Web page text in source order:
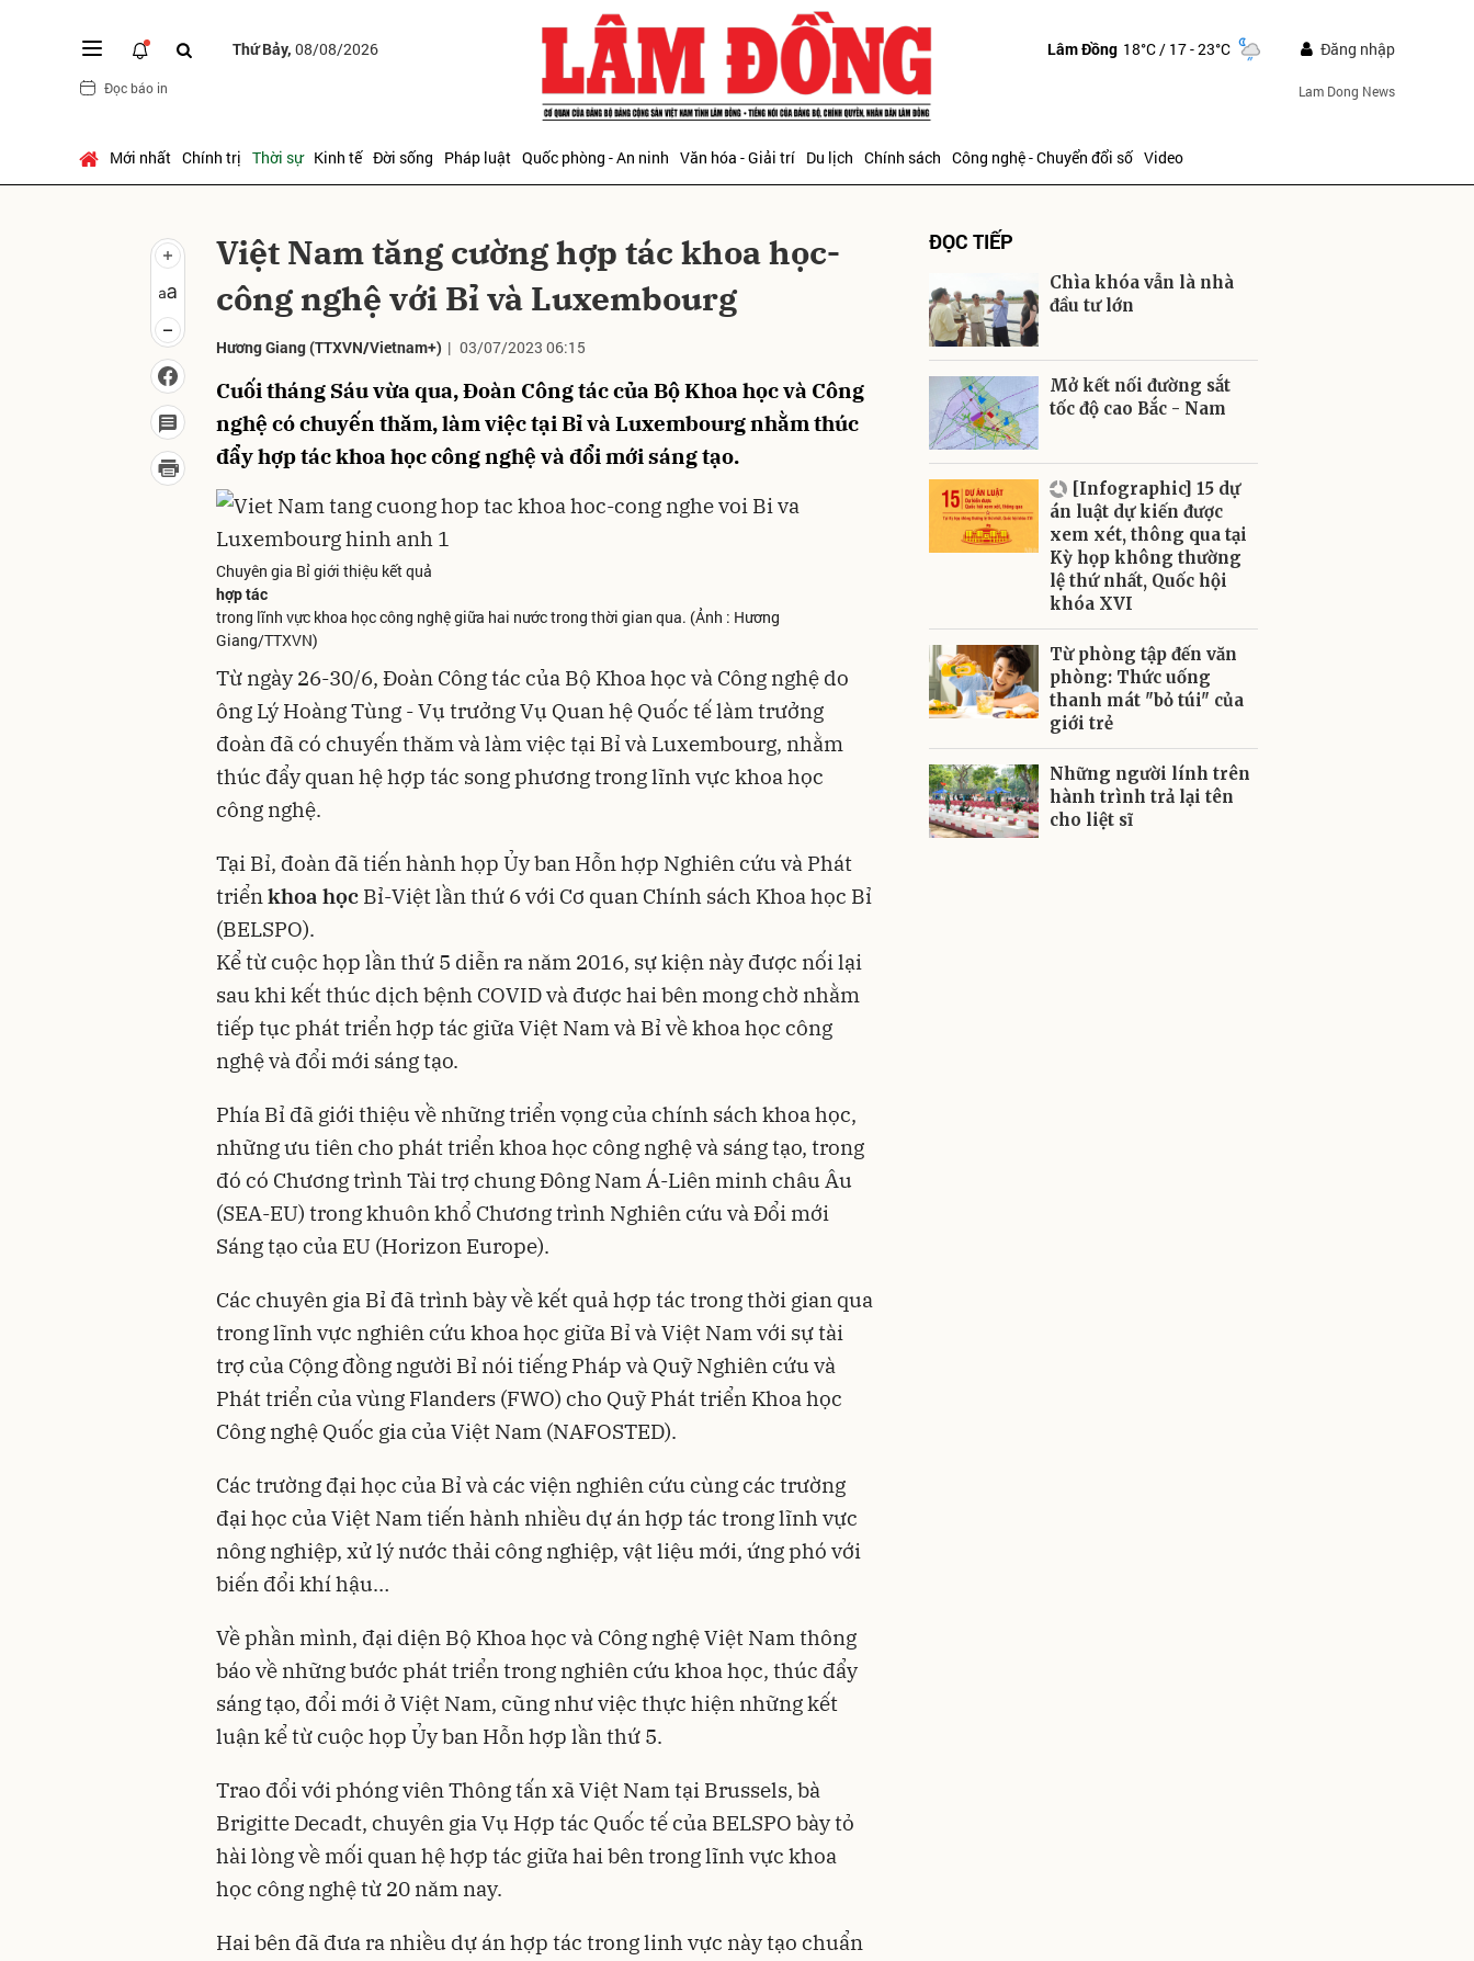
Thứ Bảy, 08/08/2026
Đọc báo in
Lâm Đồng 18°C/ 17 - 23°C Đăng nhập
Lam Dong News
Mới nhất Chính trị Thời sự Kinh tế Đời sống Pháp luật Quốc phòng - An ninh Văn hóa - Giải trí Du lịch Chính sách Công nghệ - Chuyển đổi số Video
Việt Nam tăng cường hợp tác khoa học-
công nghệ với Bỉ và Luxembourg
Hương Giang(TTXVN/Vietnam+) | 03/07/2023 06:15
Cuối tháng Sáu vừa qua, Đoàn Công tác của Bộ Khoa học và Công
nghệ có chuyến thăm, làm việc tại Bỉ và Luxembourg nhằm thúc
đẩy hợp tác khoa học công nghệ và đổi mới sáng tạo.
Chuyên gia Bỉ giới thiệu kết quả
hợp tác
trong lĩnh vực khoa học công nghệ giữa hai nước trong thời gian qua. (Ảnh : Hương
Giang/TTXVN)
Từ ngày 26-30/6, Đoàn Công tác của Bộ Khoa học và Công nghệ do
ông Lý Hoàng Tùng - Vụ trưởng Vụ Quan hệ Quốc tế làm trưởng
đoàn đã có chuyến thăm và làm việc tại Bỉ và Luxembourg, nhằm
thúc đẩy quan hệ hợp tác song phương trong lĩnh vực khoa học
công nghệ.
Tại Bỉ, đoàn đã tiến hành họp Ủy ban Hỗn hợp Nghiên cứu và Phát
triểnkhoa học Bỉ-Việt lần thứ 6 với Cơ quan Chính sách Khoa học Bỉ
(BELSPO).
Kể từ cuộc họp lần thứ 5 diễn ra năm 2016, sự kiện này được nối lại
sau khi kết thúc dịch bệnh COVID và được hai bên mong chờ nhằm
tiếp tục phát triển hợp tác giữa Việt Nam và Bỉ về khoa học công
nghệ và đổi mới sáng tạo.
Phía Bỉ đã giới thiệu về những triển vọng của chính sách khoa học,
những ưu tiên cho phát triển khoa học công nghệ và sáng tạo, trong
đó có Chương trình Tài trợ chung Đông Nam Á-Liên minh châu Âu
(SEA-EU) trong khuôn khổ Chương trình Nghiên cứu và Đổi mới
Sáng tạo của EU (Horizon Europe).
Các chuyên gia Bỉ đã trình bày về kết quả hợp tác trong thời gian qua
trong lĩnh vực nghiên cứu khoa học giữa Bỉ và Việt Nam với sự tài
trợ của Cộng đồng người Bỉ nói tiếng Pháp và Quỹ Nghiên cứu và
Phát triển của vùng Flanders (FWO) cho Quỹ Phát triển Khoa học
Công nghệ Quốc gia của Việt Nam (NAFOSTED).
Các trường đại học của Bỉ và các viện nghiên cứu cùng các trường
đại học của Việt Nam tiến hành nhiều dự án hợp tác trong lĩnh vực
nông nghiệp, xử lý nước thải công nghiệp, vật liệu mới, ứng phó với
biến đổi khí hậu…
Về phần mình, đại diện Bộ Khoa học và Công nghệ Việt Nam thông
báo về những bước phát triển trong nghiên cứu khoa học, thúc đẩy
sáng tạo, đổi mới ở Việt Nam, cũng như việc thực hiện những kết
luận kể từ cuộc họp Ủy ban Hỗn hợp lần thứ 5.
Trao đổi với phóng viên Thông tấn xã Việt Nam tại Brussels, bà
Brigitte Decadt, chuyên gia Vụ Hợp tác Quốc tế của BELSPO bày tỏ
hài lòng về mối quan hệ hợp tác giữa hai bên trong lĩnh vực khoa
học công nghệ từ 20 năm nay.
Hai bên đã đưa ra nhiều dự án hợp tác trong linh vực này tạo chuẩn
ĐỌC TIẾP
Chìa khóa vẫn là nhà
đầu tư lớn
Mở kết nối đường sắt
tốc độ cao Bắc - Nam
[Infographic] 15 dự
án luật dự kiến được
xem xét, thông qua tại
Kỳ họp không thường
lệ thứ nhất, Quốc hội
khóa XVI
Từ phòng tập đến văn
phòng: Thức uống
thanh mát "bỏ túi" của
giới trẻ
Những người lính trên
hành trình trả lại tên
cho liệt sĩ
Gửi bình luận
Gửi